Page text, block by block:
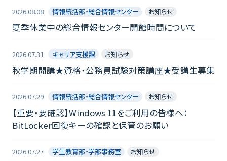
2026.08.08 情報統括部・総合情報センター お知らせ
夏季休業中の総合情報センター開館時間について
2026.07.31 キャリア支援課 お知らせ
秋学期開講★資格・公務員試験対策講座★受講生募集
2026.07.29 情報統括部・総合情報センター お知らせ
【重要・要確認】Windows 11をご利用の皆様へ：
BitLocker回復キーの確認と保管のお願い
2026.07.27 学生教育部・学部事務室 お知らせ